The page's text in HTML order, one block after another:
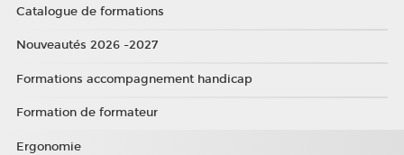
Catalogue de formations
Nouveautés 2026 -2027
Formations accompagnement handicap
Formation de formateur
Ergonomie